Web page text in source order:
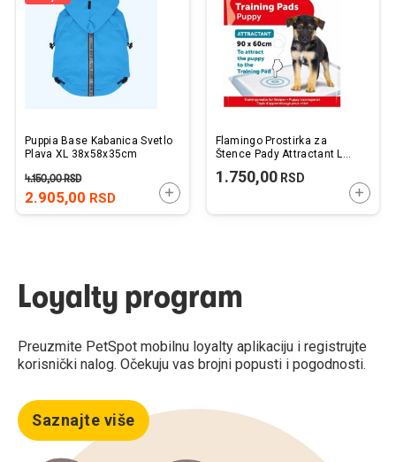
Puppia Base Kabanica Svetlo
Plava XL 38x58x35cm
2.905,00 RSD
4.150,00RSD
DODAJTE U KORPU
Flamingo Prostirka za
Štence Pady Attractant L
1.750,00RSD
Loyalty program
Preuzmite PetSpot mobilnu loyalty aplikaciju i registrujte
korisnički nalog. Očekuju vas brojni popusti i pogodnosti.
Saznajte više